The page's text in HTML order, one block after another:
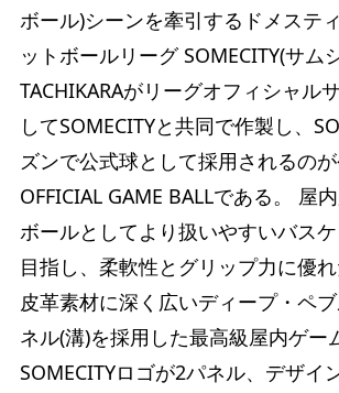
ボール)シーンを牽引するドメステ
ットボールリーグ SOMECITY(サム
TACHIKARAがリーグオフィシャル
してSOMECITYと共同で作製し、
ズンで公式球として採用されるの
OFFICIAL GAME BALLである。 屋
ボールとしてより扱いやすいバス
目指し、柔軟性とグリップ力に優
皮革素材に深く広いディープ・ペ
ネル(溝)を採用した最高級屋内ゲー
SOMECITYロゴが2パネル、デザイ